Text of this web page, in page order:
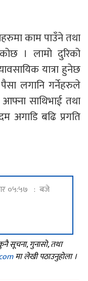
काम पाउँने तथा
। लामो दुरिको
यात्रा हुनेछ
लगानि गर्नेहरुले
साथिभाई तथा
बढि प्रगति
०५:५७ : बजे
सूचना, गुनासो, तथा
मा लेखी पठाउनुहोला ।